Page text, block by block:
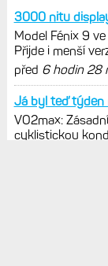
se